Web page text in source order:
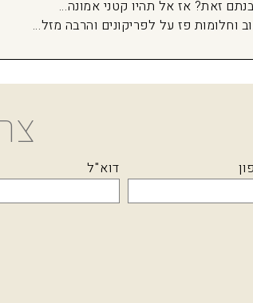
זאת? אז אל תהיו קטני אמונה…
וחלומות פז על לפריקונים והרבה מזל…
דוא"ל